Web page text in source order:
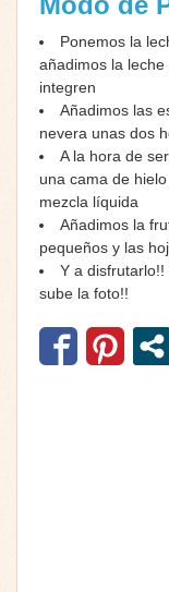
Ponemos la
añadimos la
integren
Añadimos las
nevera unas dos
A la hora de
una cama de
mezcla líquida
Añadimos la
pequeños y las
Y a
sube la foto!!